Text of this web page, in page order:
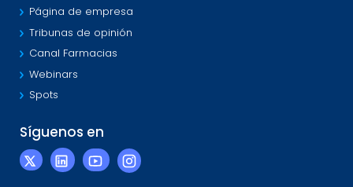
Página de empresa
Tribunas de opinión
Canal Farmacias
Webinars
Spots
Síguenos en